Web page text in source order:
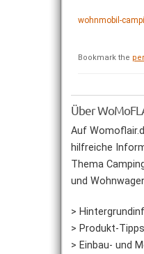
wohnmobil-
Bookmark the
Über
Auf
hilfreiche
Thema
und
>
> Produkt-
> Einbau- und